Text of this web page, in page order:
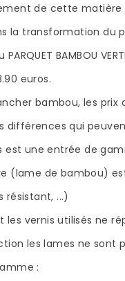
PARQUET BAMBOU
AVANTAGES ET
2957 vues
Le choix du bambou
pour
sa maison présente
nombreux avantages.
En plus d’être un
matériau...
Read more
de cette matière
la transformation du
BAMBOU
euros.
bambou, les
différences qui
est une entrée de
(lame de bambou)
résistant, ...)
les vernis utilisés ne
les lames ne
: